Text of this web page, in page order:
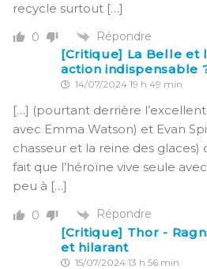
recycle surtout […]
0 Répondre
[Critique] La Belle et
action indispensable
14/07/2024 19 h 49 min
[…] (pourtant derrière
avec Emma Watson) et Evan
chasseur et la reine des glaces)
fait que l’héroïne vive seule
peu à […]
0 Répondre
[Critique] Thor -
et hilarant
15/07/2024 13 h 56 min